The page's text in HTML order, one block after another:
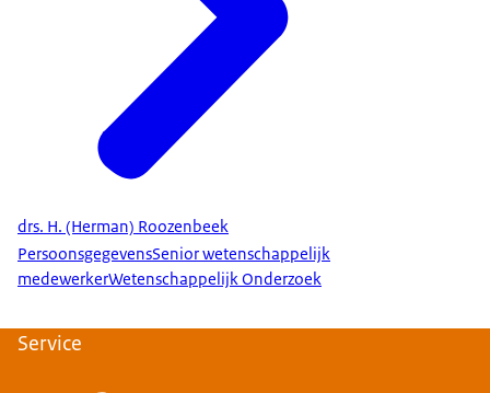
drs. H. (Herman) Roozenbeek
PersoonsgegevensSenior wetenschappelijk
medewerkerWetenschappelijk Onderzoek
Service